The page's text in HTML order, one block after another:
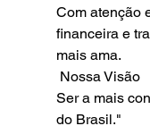
Com atenção
financeira e
mais ama.
Nossa Visão
Ser a mais
do Brasil."